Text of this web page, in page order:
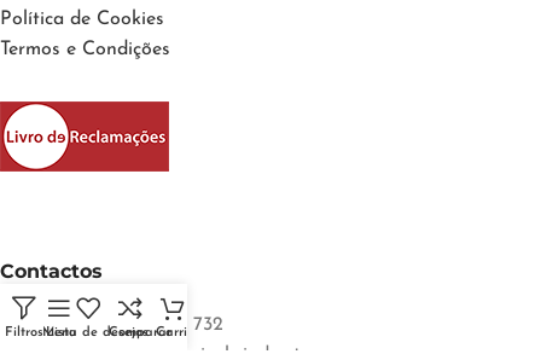
Política de Cookies
Termos e Condições
Contactos
Telefone: +351 913 542 732
FiltrosMenu
Lista de desejos
CompararCarrinho